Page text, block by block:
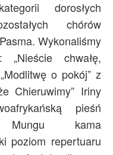
dorosłych
chórów
Wykonaliśmy
„Nieście chwałę,
o pokój” z
Chieruwimy” Iriny
pieśń
Mungu kama
poziom repertuaru